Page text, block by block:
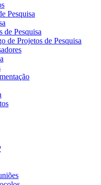
Pesquisa
de Pesquisa
de Projetos de Pesquisa